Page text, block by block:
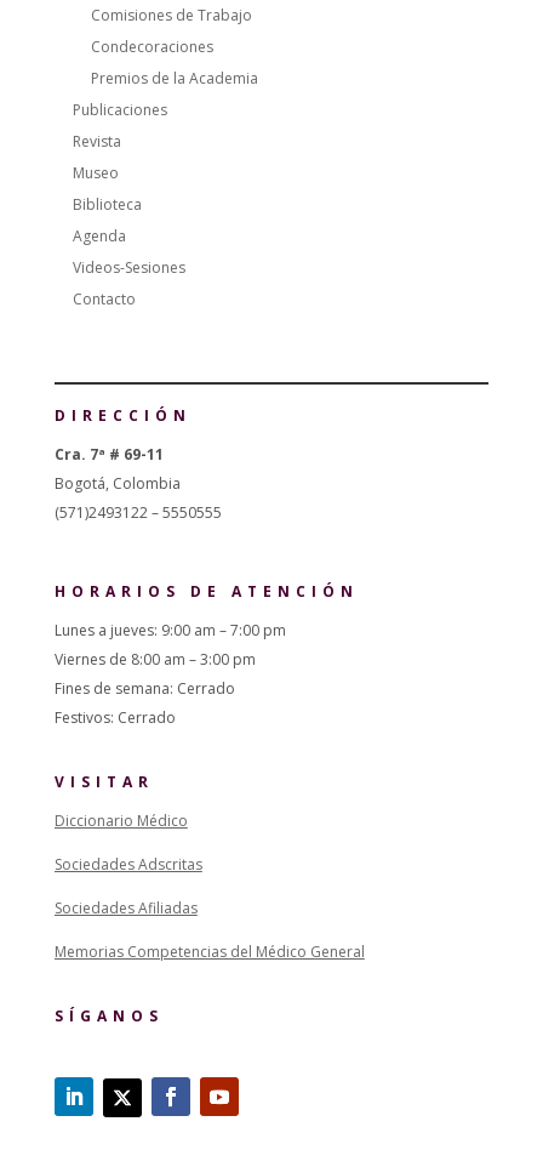
Comisiones de Trabajo
Condecoraciones
Premios de la Academia
Publicaciones
Revista
Museo
Biblioteca
Agenda
Videos-Sesiones
Contacto
DIRECCIÓN
Cra. 7ª # 69-11
Bogotá, Colombia
(571)2493122 – 5550555
HORARIOS DE ATENCIÓN
Lunes a jueves: 9:00 am – 7:00 pm
Viernes de 8:00 am – 3:00 pm
Fines de semana: Cerrado
Festivos: Cerrado
VISITAR
Diccionario Médico
Sociedades Adscritas
Sociedades Afiliadas
Memorias Competencias del Médico General
SÍGANOS